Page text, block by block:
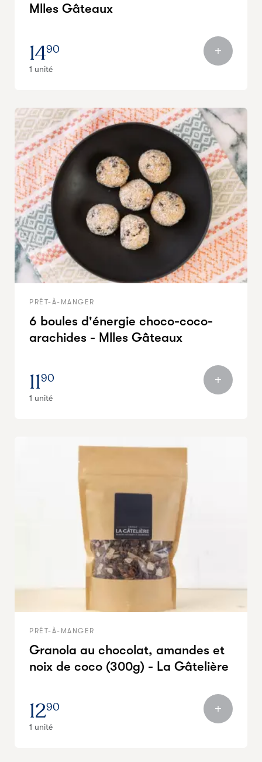
Mlles Gâteaux
1490
1 unité
PRÊT-À-MANGER
6 boules d'énergie choco-coco-
arachides - Mlles Gâteaux
1190
1 unité
PRÊT-À-MANGER
Granola au chocolat, amandes et
noix de coco (300g) - La Gâtelière
1290
1 unité